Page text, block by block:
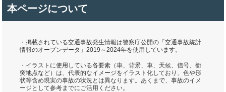
本ページについて
・掲載されている交通事故発生情報は警察庁公開の「交通事故統計
情報のオープンデータ」2019～2024年を使用しています。
・イラストに使用している各要素（車、背景、車、天候、信号、衝
突地点など）は、代表的なイメージをイラスト化しており、色や形
状等含め現実の事故の状況とは異なります。あくまで、事故のイメ
ージとして参考までにご活用ください。